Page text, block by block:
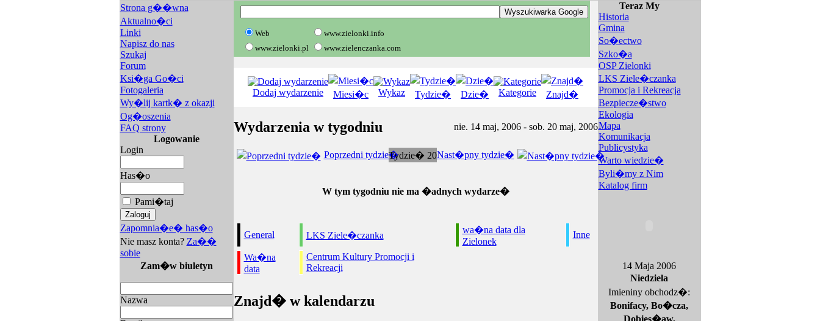
Strona g��wna
Aktualno�ci
Linki
Napisz do nas
Szukaj
Forum
Ksi�ga Go�ci
Fotogaleria
Wy�lij kartk� z okazji
Og�oszenia
FAQ strony
Logowanie
Login
Has�o
Pami�taj
Zapomnia�e� has�o
Nie masz konta? Za��
sobie
Zam�w biuletyn
Nazwa
Web
www.zielonki.info
www.zielonki.pl
www.zielenczanka.com
Dodaj wydarzenie Miesi�c Wykaz Tydzie� Dzie� Kategorie Znajd�
Wydarzenia w tygodniu nie. 14 maj, 2006 - sob. 20 maj, 2006
Poprzedni tydzie�Tydzie� 20Nast�pny tydzie�
W tym tygodniu nie ma �adnych wydarze�
General LKS Ziele�czanka
wa�na data dla
Zielonek
Inne
Wa�na
data
Centrum Kultury Promocji i
Rekreacji
Znajd� w kalendarzu
Teraz My
Historia
Gmina
So�ectwo
Szko�a
OSP Zielonki
LKS Ziele�czanka
Promocja i Rekreacja
Bezpiecze�stwo
Ekologia
Mapa
Komunikacja
Publicystyka
Warto wiedzie�
Byli�my z Nim
Katalog firm
14 Maja 2006
Niedziela
Imieniny obchodz�:
Bonifacy, Bo�cza,
Dobies�aw,